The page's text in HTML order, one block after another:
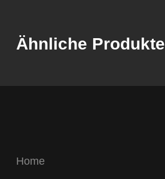
Ähnliche Produkte
Home